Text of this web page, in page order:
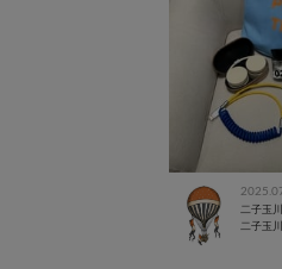
二子玉
二子玉